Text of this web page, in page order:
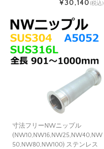
¥30,140(税込)
寸法フリーNWニップル
(NW10,NW16,NW25,NW40,NW
50,NW80,NW100) ステンレス